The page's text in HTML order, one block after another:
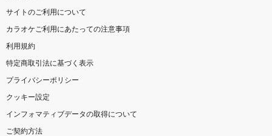
サイトのご利用について
カラオケご利用にあたっての注意事項
利用規約
特定商取引法に基づく表示
プライバシーポリシー
クッキー設定
インフォマティブデータの取得について
ご契約方法